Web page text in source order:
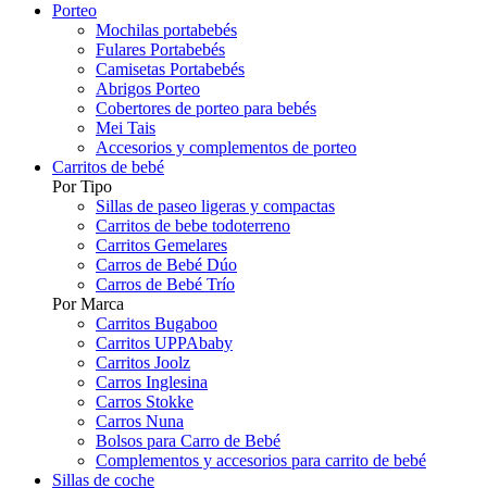
Porteo
Mochilas portabebés
Fulares Portabebés
Camisetas Portabebés
Abrigos Porteo
Cobertores de porteo para bebés
Mei Tais
Accesorios y complementos de porteo
Carritos de bebé
Por Tipo
Sillas de paseo ligeras y compactas
Carritos de bebe todoterreno
Carritos Gemelares
Carros de Bebé Dúo
Carros de Bebé Trío
Por Marca
Carritos Bugaboo
Carritos UPPAbaby
Carritos Joolz
Carros Inglesina
Carros Stokke
Carros Nuna
Bolsos para Carro de Bebé
Complementos y accesorios para carrito de bebé
Sillas de coche